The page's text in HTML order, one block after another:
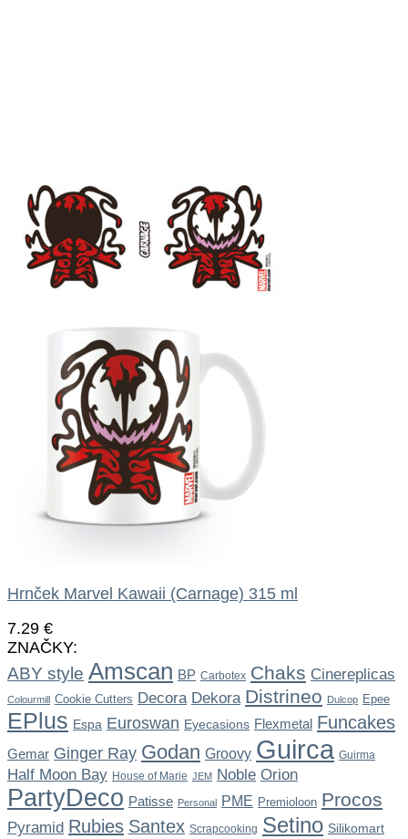
Hrnček Marvel Kawaii (Carnage) 315 ml
7.29 €
ZNAČKY:
ABY style Amscan BP Carbotex Chaks Cinereplicas
Colourmill Cookie Cutters Decora Dekora Distrineo Dulcop Epee
EPlus Espa Euroswan Eyecasions Flexmetal Funcakes
Gemar Ginger Ray Godan Groovy Guirca Guirma
Half Moon Bay House of Marie JEM Noble Orion
PartyDeco Patisse Personal PME Premioloon Procos
Pyramid Rubies Santex Scrapcooking Setino Silikomart